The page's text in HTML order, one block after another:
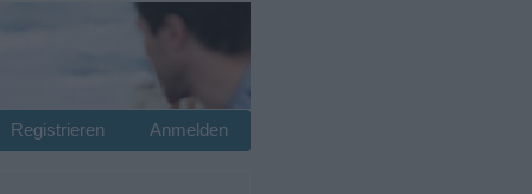
Anmelden
Registrieren